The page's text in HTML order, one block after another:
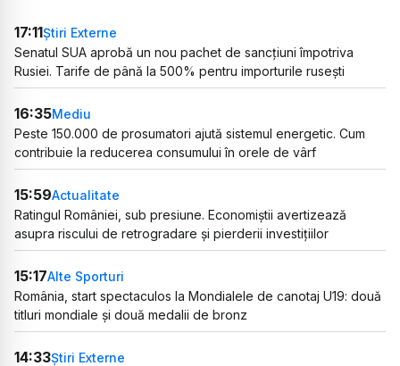
17:11Știri Externe
Senatul SUA aprobă un nou pachet de sancțiuni împotriva
Rusiei. Tarife de până la 500% pentru importurile rusești
16:35Mediu
Peste 150.000 de prosumatori ajută sistemul energetic. Cum
contribuie la reducerea consumului în orele de vârf
15:59Actualitate
Ratingul României, sub presiune. Economiștii avertizează
asupra riscului de retrogradare și pierderii investițiilor
15:17Alte Sporturi
România, start spectaculos la Mondialele de canotaj U19: două
titluri mondiale și două medalii de bronz
14:33Știri Externe